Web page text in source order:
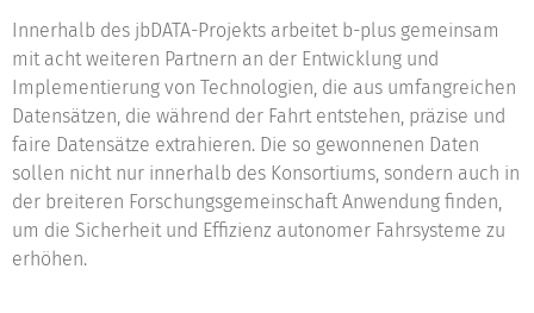
Innerhalb des jbDATA-Projekts arbeitet b-plus gemeinsam
mit acht weiteren Partnern an der Entwicklung und
Implementierung von Technologien, die aus umfangreichen
Datensätzen, die während der Fahrt entstehen, präzise und
faire Datensätze extrahieren. Die so gewonnenen Daten
sollen nicht nur innerhalb des Konsortiums, sondern auch in
der breiteren Forschungsgemeinschaft Anwendung finden,
um die Sicherheit und Effizienz autonomer Fahrsysteme zu
erhöhen.